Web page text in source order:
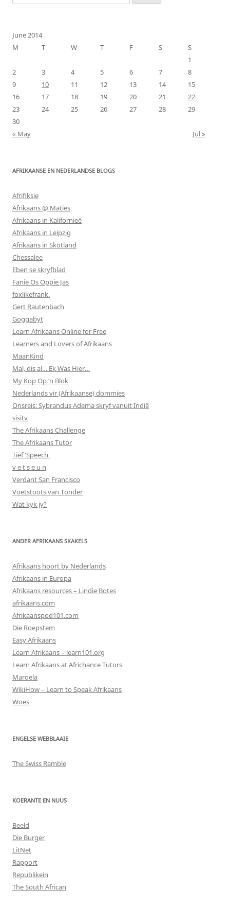
for:
June 2014
M
T W T F S
S
1
2
3 4 5 6 7
8
9
10 11 12 13 14
15
16
17 18 19 20 21
22
23
24 25 26 27 28
29
30
« May
Jul »
AFRIKAANSE EN NEDERLANDSE BLOGS
Afrifiksie
Afrikaans @ Maties
Afrikaans in Kalifornieë
Afrikaans in Leipzig
Afrikaans in Skotland
Chessalee
Eben se skryfblad
Fanie Os Oppie Jas
foxlikefrank.
Gert Rautenbach
Goggabyt
Learn Afrikaans Online for Free
Learners and Lovers of Afrikaans
MaanKind
Mal, dis al… Ek Was Hier…
My Kop Op ‘n Blok
Nederlands vir (Afrikaanse) dommies
Onsreis: Sybrandus Adema skryf vanuit Indië
sisitv
The Afrikaans Challenge
The Afrikaans Tutor
Tief 'Speech'
v e t s e u n
Verdant San Francisco
Voetstoots van Tonder
Wat kyk jy?
ANDER AFRIKAANS SKAKELS
Afrikaans hoort by Nederlands
Afrikaans in Europa
Afrikaans resources – Lindie Botes
afrikaans.com
Afrikaanspod101.com
Die Roepstem
Easy Afrikaans
Learn Afrikaans – learn101.org
Learn Afrikaans at Africhance Tutors
Maroela
WikiHow – Learn to Speak Afrikaans
Woes
ENGELSE WEBBLAAIE
The Swiss Ramble
KOERANTE EN NUUS
Beeld
Die Burger
LitNet
Rapport
Republikein
The South African